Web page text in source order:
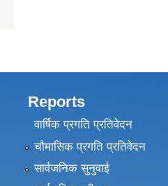
Reports
वार्षिक प्रगति प्रतिवेदन
चौमासिक प्रगति प्रतिवेदन
सार्वजनिक सुनुवाई